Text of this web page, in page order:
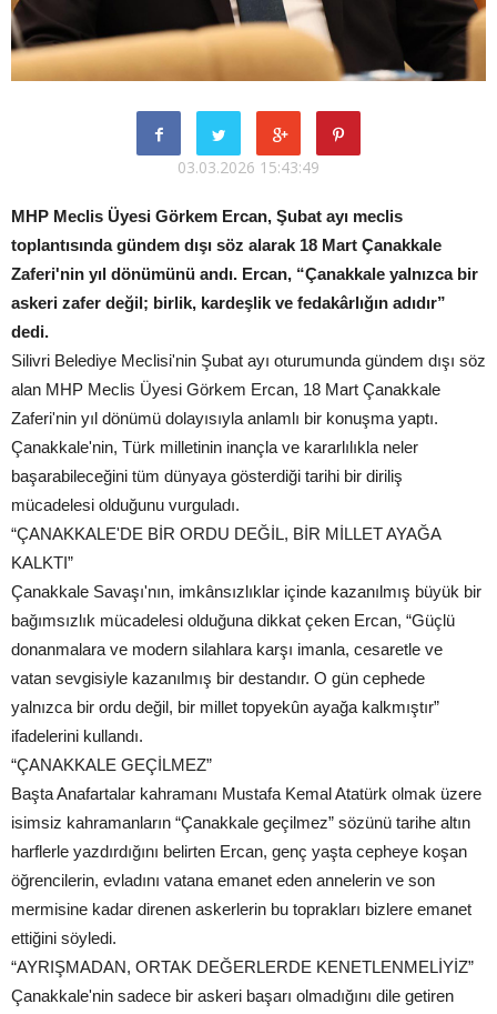
03.03.2026 15:43:49
MHP Meclis Üyesi Görkem Ercan, Şubat ayı meclis
toplantısında gündem dışı söz alarak 18 Mart Çanakkale
Zaferi'nin yıl dönümünü andı. Ercan, “Çanakkale yalnızca bir
askeri zafer değil; birlik, kardeşlik ve fedakârlığın adıdır”
dedi.
Silivri Belediye Meclisi'nin Şubat ayı oturumunda gündem dışı söz
alan MHP Meclis Üyesi Görkem Ercan, 18 Mart Çanakkale
Zaferi'nin yıl dönümü dolayısıyla anlamlı bir konuşma yaptı.
Çanakkale'nin, Türk milletinin inançla ve kararlılıkla neler
başarabileceğini tüm dünyaya gösterdiği tarihi bir diriliş
mücadelesi olduğunu vurguladı.
“ÇANAKKALE'DE BİR ORDU DEĞİL, BİR MİLLET AYAĞA
KALKTI”
Çanakkale Savaşı'nın, imkânsızlıklar içinde kazanılmış büyük bir
bağımsızlık mücadelesi olduğuna dikkat çeken Ercan, “Güçlü
donanmalara ve modern silahlara karşı imanla, cesaretle ve
vatan sevgisiyle kazanılmış bir destandır. O gün cephede
yalnızca bir ordu değil, bir millet topyekûn ayağa kalkmıştır”
ifadelerini kullandı.
“ÇANAKKALE GEÇİLMEZ”
Başta Anafartalar kahramanı Mustafa Kemal Atatürk olmak üzere
isimsiz kahramanların “Çanakkale geçilmez” sözünü tarihe altın
harflerle yazdırdığını belirten Ercan, genç yaşta cepheye koşan
öğrencilerin, evladını vatana emanet eden annelerin ve son
mermisine kadar direnen askerlerin bu toprakları bizlere emanet
ettiğini söyledi.
“AYRIŞMADAN, ORTAK DEĞERLERDE KENETLENMELİYİZ”
Çanakkale'nin sadece bir askeri başarı olmadığını dile getiren